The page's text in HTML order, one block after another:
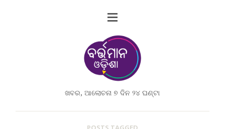
ଖବର, ଆଲୋଚନା ୭ ଦିନ ୨୪ ଘଣ୍ଟା